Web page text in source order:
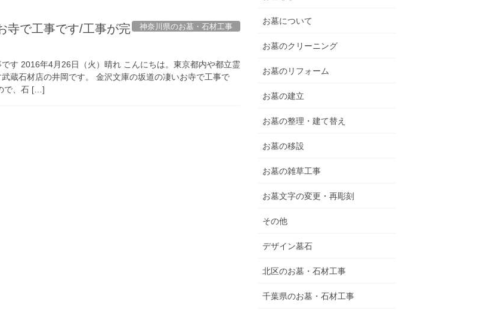
神奈川県のお墓・石材工事
寺で工事です/工事が完
す 2016年4月26日（火）晴れ こんにちは。東京都内や都立霊
蔵石材店の井岡です。 金沢文庫の坂道の凄いお寺で工事で
で、石 […]
お墓について
お墓のクリーニング
お墓のリフォーム
お墓の建立
お墓の整理・建て替え
お墓の移設
お墓の雑草工事
お墓文字の変更・再彫刻
その他
デザイン墓石
北区のお墓・石材工事
千葉県のお墓・石材工事